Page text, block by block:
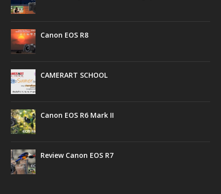
Canon EOS R8
CAMERART SCHOOL
Canon EOS R6 Mark II
Review Canon EOS R7